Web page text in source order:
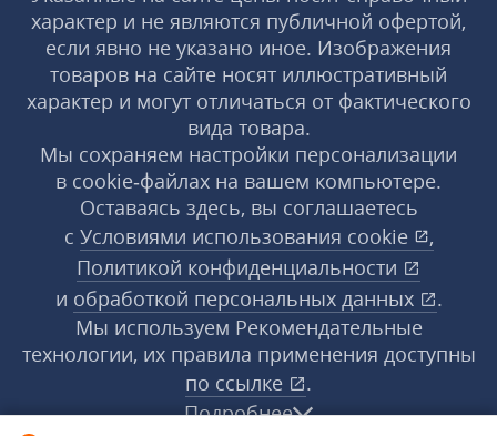
характер и не являются публичной офертой,
если явно не указано иное. Изображения
товаров на сайте носят иллюстративный
характер и могут отличаться от фактического
вида товара.
Мы сохраняем настройки персонализации
в cookie‑файлах на вашем компьютере.
Оставаясь здесь, вы соглашаетесь
с Условиями использования cookie
,
Политикой конфиденциальности
и обработкой персональных данных
.
Мы используем Рекомендательные
технологии, их правила применения доступны
по ссылке
.
Подробнее